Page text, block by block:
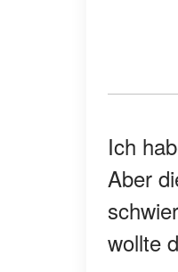
Ich
Aber
wollte